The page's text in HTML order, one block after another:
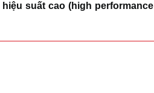
hiệu suất cao (high performance